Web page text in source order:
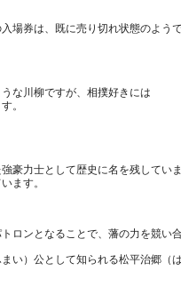
な川柳ですが、相撲好きには
豪力士として歴史に名を残してい
い）公として知られる松平治郷（